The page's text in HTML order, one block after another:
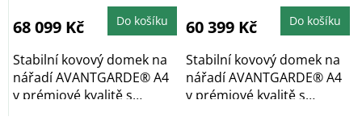
68 099 Kč Do košíku
Stabilní kovový domek na
nářadí AVANTGARDE® A4
v prémiové kvalitě s
60 399 Kč Do košíku
Stabilní kovový domek na
nářadí AVANTGARDE® A4
v prémiové kvalitě s